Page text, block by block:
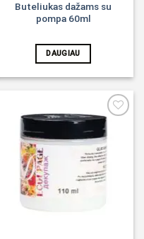
Buteliukas dažams su
pompa 60ml
DAUGIAU
Noriu!